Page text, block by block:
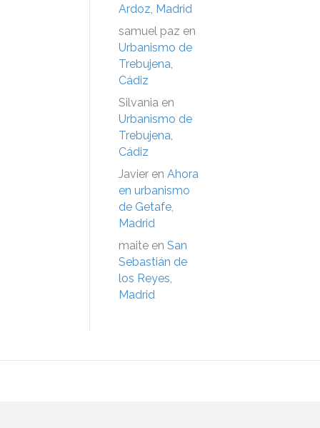
Ardoz, Madrid
samuel paz en
Urbanismo de
Trebujena,
Cádiz
Silvania en
Urbanismo de
Trebujena,
Cádiz
Javier en Ahora
en urbanismo
de Getafe,
Madrid
maite en San
Sebastián de
los Reyes,
Madrid